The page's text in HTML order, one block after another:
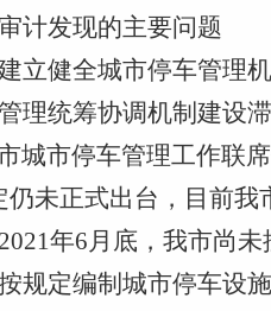
计发现的主要问题
立健全城市停车管理
理统筹协调机制建设
城市停车管理工作联
仍未正式出台，目前我
2021年6月底，我市尚未
按规定编制城市停车设